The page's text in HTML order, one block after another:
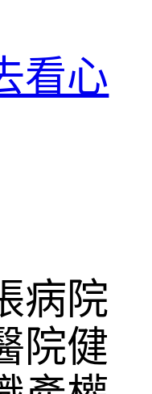
看心
病院
院健